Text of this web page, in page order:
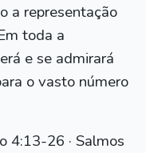
a representação
toda a
e se admirará
o vasto número
4:13-26 · Salmos